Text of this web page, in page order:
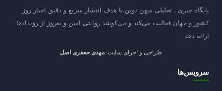
پایگاه خبری ـ تحلیلی میهن نوین با هدف انتشار سریع و دقیق اخبار روز
کشور و جهان فعالیت می‌کند و می‌کوشد روایتی امین و به‌روز از رویدادها
ارائه دهد.
طراحی و اجرای سایت: مهدی جعفری اصل
سرویس‌ها